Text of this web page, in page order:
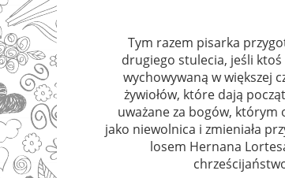
Tym razem pisarka
drugiego stulecia, jeśli
wychowywaną w większej
żywiołów, które dają
uważane za bogów, którym
jako niewolnica i zmieniała
losem Hernana